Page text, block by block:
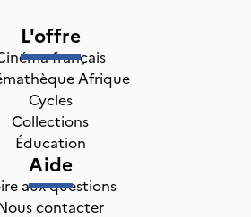
L'offre
français
Afrique
Cycles
Collections
Éducation
Aide
aux questions
contacter